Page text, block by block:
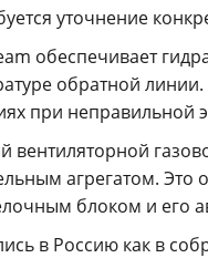
уточнение
обеспечивает
обратной
при неправильной
вентиляторной
агрегатом.
блоком и его
в Россию как в